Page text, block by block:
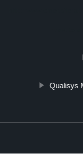
Qualisys